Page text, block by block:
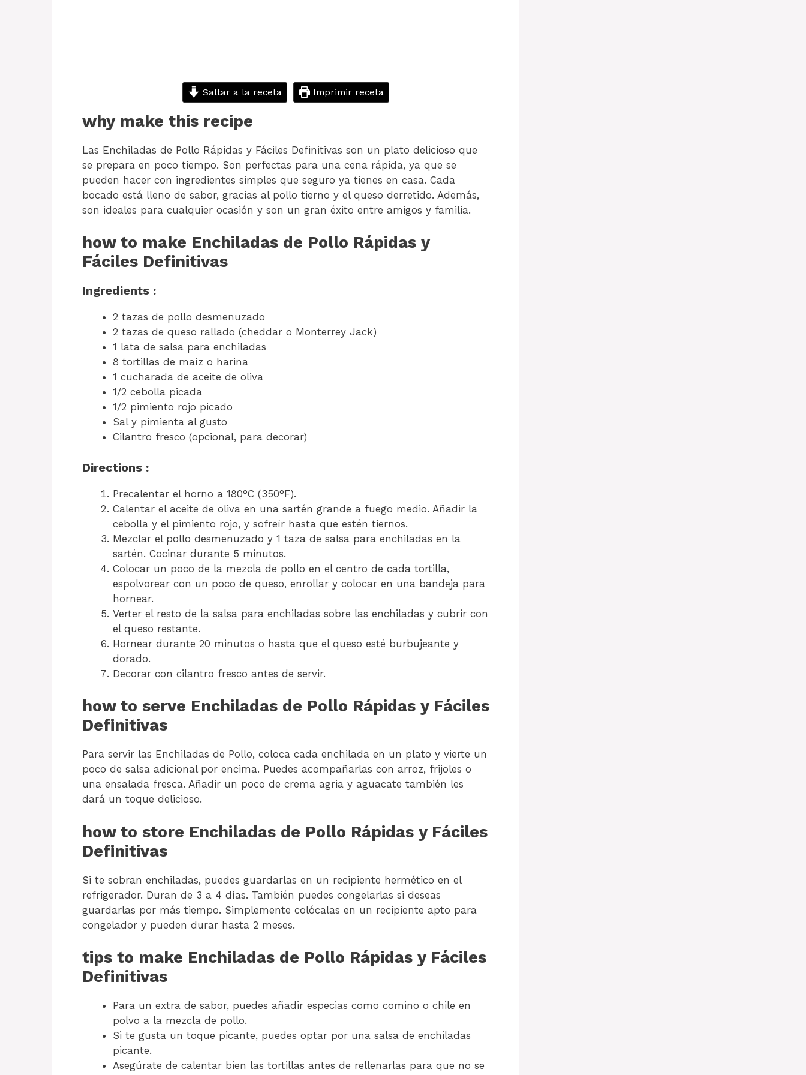
Saltar a la receta Imprimir receta
why make this recipe
Las Enchiladas de Pollo Rápidas y Fáciles Definitivas son un plato delicioso que
se prepara en poco tiempo. Son perfectas para una cena rápida, ya que se
pueden hacer con ingredientes simples que seguro ya tienes en casa. Cada
bocado está lleno de sabor, gracias al pollo tierno y el queso derretido. Además,
son ideales para cualquier ocasión y son un gran éxito entre amigos y familia.
how to make Enchiladas de Pollo Rápidas y
Fáciles Definitivas
Ingredients :
2 tazas de pollo desmenuzado
2 tazas de queso rallado (cheddar o Monterrey Jack)
1 lata de salsa para enchiladas
8 tortillas de maíz o harina
1 cucharada de aceite de oliva
1/2 cebolla picada
1/2 pimiento rojo picado
Sal y pimienta al gusto
Cilantro fresco (opcional, para decorar)
Directions :
Precalentar el horno a 180°C (350°F).
Calentar el aceite de oliva en una sartén grande a fuego medio. Añadir la
cebolla y el pimiento rojo, y sofreír hasta que estén tiernos.
Mezclar el pollo desmenuzado y 1 taza de salsa para enchiladas en la
sartén. Cocinar durante 5 minutos.
Colocar un poco de la mezcla de pollo en el centro de cada tortilla,
espolvorear con un poco de queso, enrollar y colocar en una bandeja para
hornear.
Verter el resto de la salsa para enchiladas sobre las enchiladas y cubrir con
el queso restante.
Hornear durante 20 minutos o hasta que el queso esté burbujeante y
dorado.
Decorar con cilantro fresco antes de servir.
how to serve Enchiladas de Pollo Rápidas y Fáciles
Definitivas
Para servir las Enchiladas de Pollo, coloca cada enchilada en un plato y vierte un
poco de salsa adicional por encima. Puedes acompañarlas con arroz, frijoles o
una ensalada fresca. Añadir un poco de crema agria y aguacate también les
dará un toque delicioso.
how to store Enchiladas de Pollo Rápidas y Fáciles
Definitivas
Si te sobran enchiladas, puedes guardarlas en un recipiente hermético en el
refrigerador. Duran de 3 a 4 días. También puedes congelarlas si deseas
guardarlas por más tiempo. Simplemente colócalas en un recipiente apto para
congelador y pueden durar hasta 2 meses.
tips to make Enchiladas de Pollo Rápidas y Fáciles
Definitivas
Para un extra de sabor, puedes añadir especias como comino o chile en
polvo a la mezcla de pollo.
Si te gusta un toque picante, puedes optar por una salsa de enchiladas
picante.
Asegúrate de calentar bien las tortillas antes de rellenarlas para que no se